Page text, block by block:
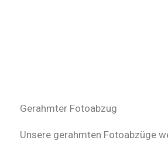
Gerahmter Fotoabzug
Unsere gerahmten Fotoabzüge